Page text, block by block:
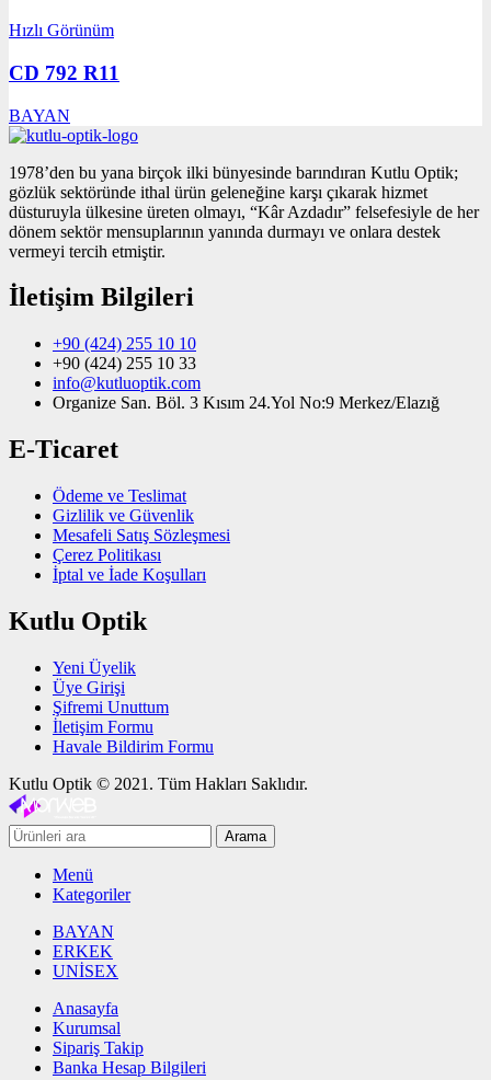
Hızlı Görünüm
CD 792 R11
BAYAN
1978’den bu yana birçok ilki bünyesinde barındıran Kutlu Optik;
gözlük sektöründe ithal ürün geleneğine karşı çıkarak hizmet
düsturuyla ülkesine üreten olmayı, “Kâr Azdadır” felsefesiyle de her
dönem sektör mensuplarının yanında durmayı ve onlara destek
vermeyi tercih etmiştir.
İletişim Bilgileri
+90 (424) 255 10 10
+90 (424) 255 10 33
info@kutluoptik.com
Organize San. Böl. 3 Kısım 24.Yol No:9 Merkez/Elazığ
E-Ticaret
Ödeme ve Teslimat
Gizlilik ve Güvenlik
Mesafeli Satış Sözleşmesi
Çerez Politikası
İptal ve İade Koşulları
Kutlu Optik
Yeni Üyelik
Üye Girişi
Şifremi Unuttum
İletişim Formu
Havale Bildirim Formu
Kutlu Optik © 2021. Tüm Hakları Saklıdır.
Arama
Menü
Kategoriler
BAYAN
ERKEK
UNİSEX
Anasayfa
Kurumsal
Sipariş Takip
Banka Hesap Bilgileri